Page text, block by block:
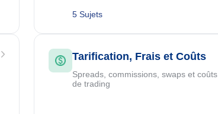
5 Sujets
Tarification, Frais et Coûts
Spreads, commissions, swaps et coûts
de trading